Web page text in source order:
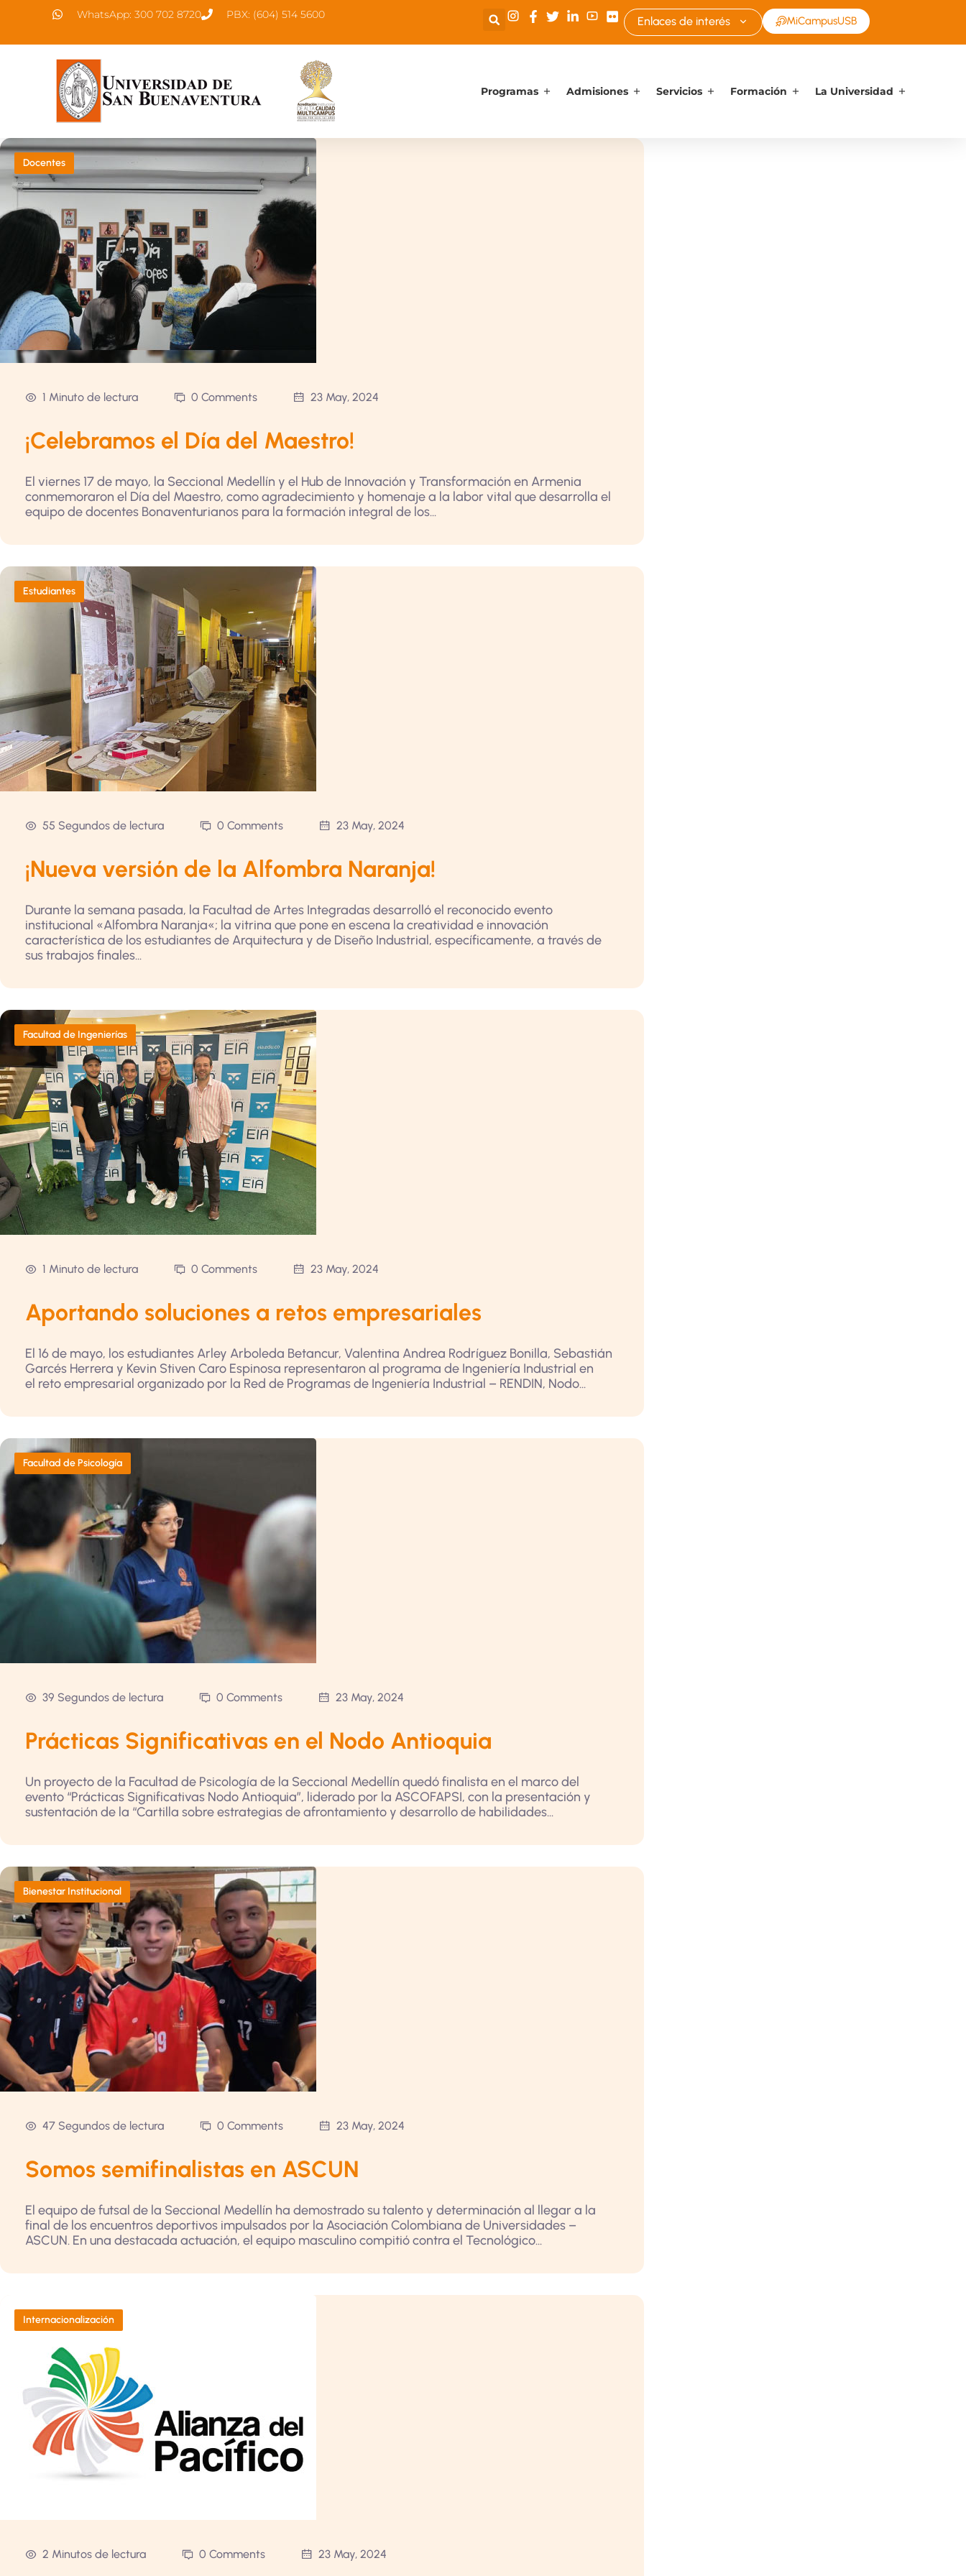
WhatsApp: 300 702 8720 PBX: (604) 514 5600 Enlaces de interés MiCampusUSB
Programas Admisiones Servicios Formación La Universidad
Docentes
1 Minuto de lectura 0 Comments 23 May, 2024
¡Celebramos el Día del Maestro!
El viernes 17 de mayo, la Seccional Medellín y el Hub de Innovación y Transformación en Armenia
conmemoraron el Día del Maestro, como agradecimiento y homenaje a la labor vital que desarrolla el
equipo de docentes Bonaventurianos para la formación integral de los...
Estudiantes
55 Segundos de lectura 0 Comments 23 May, 2024
¡Nueva versión de la Alfombra Naranja!
Durante la semana pasada, la Facultad de Artes Integradas desarrolló el reconocido evento
institucional «Alfombra Naranja«; la vitrina que pone en escena la creatividad e innovación
característica de los estudiantes de Arquitectura y de Diseño Industrial, específicamente, a través de
sus trabajos finales...
Facultad de Ingenierías
1 Minuto de lectura 0 Comments 23 May, 2024
Aportando soluciones a retos empresariales
El 16 de mayo, los estudiantes Arley Arboleda Betancur, Valentina Andrea Rodríguez Bonilla, Sebastián
Garcés Herrera y Kevin Stiven Caro Espinosa representaron al programa de Ingeniería Industrial en
el reto empresarial organizado por la Red de Programas de Ingeniería Industrial – RENDIN, Nodo...
Facultad de Psicología
39 Segundos de lectura 0 Comments 23 May, 2024
Prácticas Significativas en el Nodo Antioquia
Un proyecto de la Facultad de Psicología de la Seccional Medellín quedó finalista en el marco del
evento “Prácticas Significativas Nodo Antioquia”, liderado por la ASCOFAPSI, con la presentación y
sustentación de la “Cartilla sobre estrategias de afrontamiento y desarrollo de habilidades...
Bienestar Institucional
47 Segundos de lectura 0 Comments 23 May, 2024
Somos semifinalistas en ASCUN
El equipo de futsal de la Seccional Medellín ha demostrado su talento y determinación al llegar a la
final de los encuentros deportivos impulsados por la Asociación Colombiana de Universidades –
ASCUN. En una destacada actuación, el equipo masculino compitió contra el Tecnológico...
Internacionalización
2 Minutos de lectura 0 Comments 23 May, 2024